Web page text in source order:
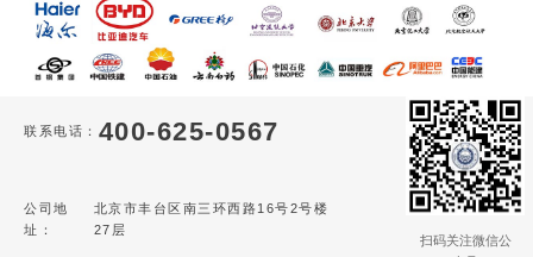
联系电话： 400-625-0567
公司地
址：
北京市丰台区南三环西路16号2号楼
27层
扫码关注微信公